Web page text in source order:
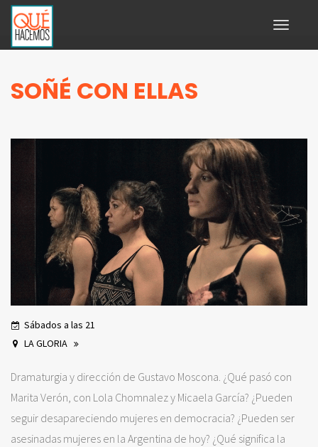
Toggle
SOÑÉ CON ELLAS
Sábados a las 21
LA GLORIA
Dramaturgia y dirección de Gustavo Moscona. ¿Qué pasó con
Marita Verón, con Lola Chomnalez y Micaela García? ¿Pueden
seguir desapareciendo mujeres en democracia? ¿Pueden ser
asesinadas mujeres en la Argentina de hoy? ¿Qué significa la